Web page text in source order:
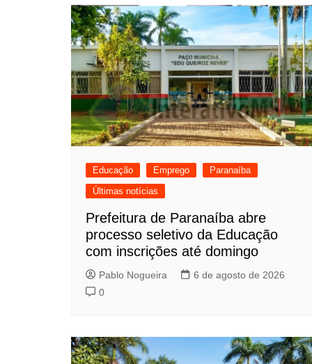
Post
Educação Emprego
Paranaíba
Últimas notícias
Prefeitura de Paranaíba abre
processo seletivo da Educação
com inscrições até domingo
Pablo Nogueira
6 de agosto de 2026
0